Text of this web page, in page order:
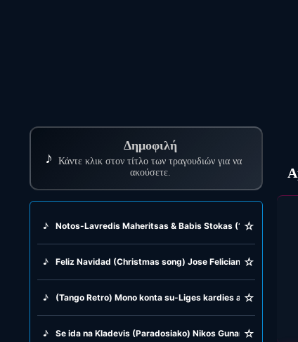
♪
Δημοφιλή
Κάντε κλικ στον τίτλο των τραγουδιών για να
ακούσετε.
♪ Notos-Lavredis Maheritsas & Babis Stokas (1996)
☆
♪ Feliz Navidad (Christmas song) Jose Feliciano (1970)
☆
♪ (Tango Retro) Mono konta su-Liges kardies agapune-Skliri
☆
♪ Se ida na Kladevis (Paradosiako) Nikos Gunaris (1969)
☆